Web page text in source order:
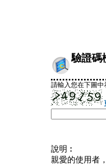
驗證碼
請輸入您在下圖
說明︰
親愛的使用者